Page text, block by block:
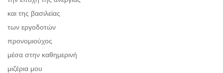
και της βασιλείας
των εργοδοτών
προνομιούχος
μέσα στην καθημερινή
μιζέρια μου